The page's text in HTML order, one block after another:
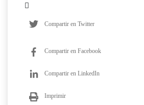
Compartir en Twitter
Compartir en Facebook
Compartir en LinkedIn
Imprimir